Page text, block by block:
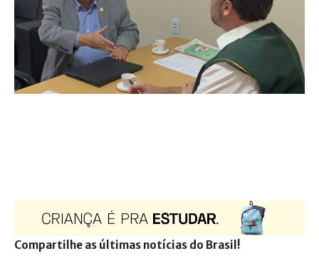
Compartilhe as últimas notícias do Brasil!